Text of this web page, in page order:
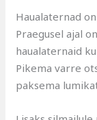
Haualaternad
Praegusel ajal
haualaternaid
Pikema varre
paksema